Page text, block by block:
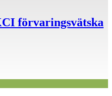
förvaringsvätska